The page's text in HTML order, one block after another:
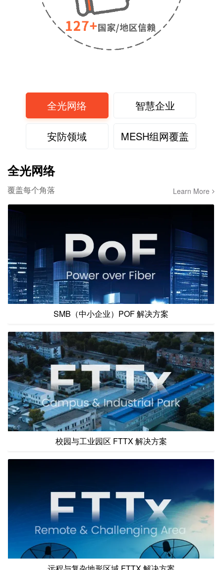
全光网络
覆盖每个角落 Learn More
SMB（中小企业）POF 解决方案
校园与工业园区 FTTX 解决方案
全光网络 智慧企业
安防领域 MESH组网覆盖